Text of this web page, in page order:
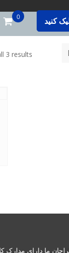
0
3 results
ما دارای مدارک